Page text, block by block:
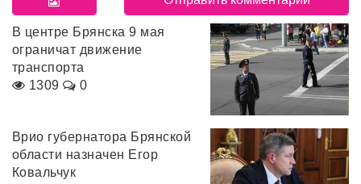
В центре Брянска 9 мая
ограничат движение
транспорта
1309
0
Врио губернатора Брянской
области назначен Егор
Ковальчук